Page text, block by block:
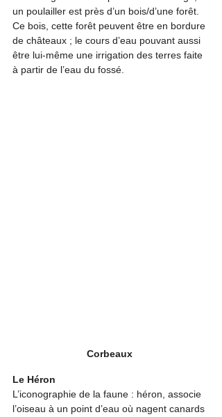
un poulailler est près d’un bois/d’une forêt.
Ce bois, cette forêt peuvent être en bordure
de châteaux ; le cours d’eau pouvant aussi
être lui-même une irrigation des terres faite
à partir de l’eau du fossé.
Corbeaux
Le Héron
L’iconographie de la faune : héron, associe
l’oiseau à un point d’eau où nagent canards